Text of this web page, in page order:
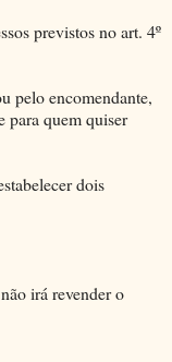
previstos no art. 4º
pelo encomendante,
para quem quiser
dois
irá revender o